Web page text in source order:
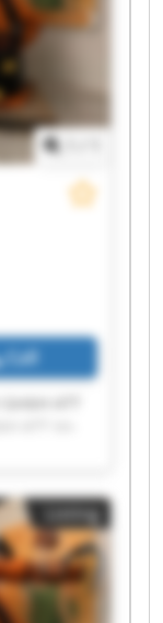
Call
ATT
Im-
Im-
Im-
Im-
Im-
Im-
Listing